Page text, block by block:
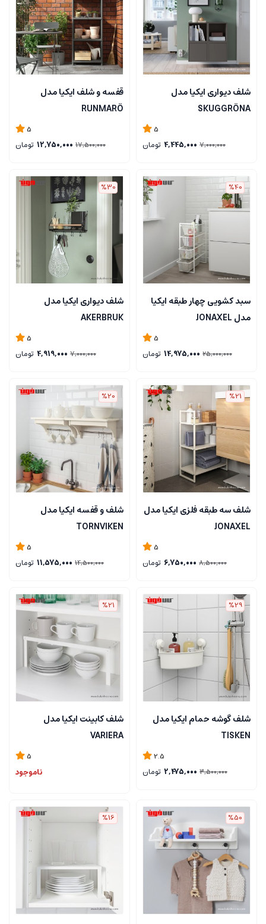
شلف دیواری ایکیا مدل
SKUGGRÖNA
5
7,000,000
4,445,000 تومان
قفسه و شلف ایکیا مدل
RUNMARÖ
5
17,500,000
12,750,000 تومان
%40
سبد کشویی چهار طبقه ایکیا
مدل JONAXEL
5
25,000,000
14,975,000 تومان
%30
شلف دیواری ایکیا مدل
AKERBRUK
5
7,000,000
4,919,000 تومان
%21
شلف سه طبقه فلزی ایکیا مدل
JONAXEL
5
8,500,000
6,750,000 تومان
%20
شلف و قفسه ایکیا مدل
TORNVIKEN
5
14,500,000
11,575,000 تومان
%29
شلف گوشه حمام ایکیا مدل
TISKEN
2.5
3,500,000
2,475,000 تومان
%21
شلف کابینت ایکیا مدل
VARIERA
5
ناموجود
%50
%16